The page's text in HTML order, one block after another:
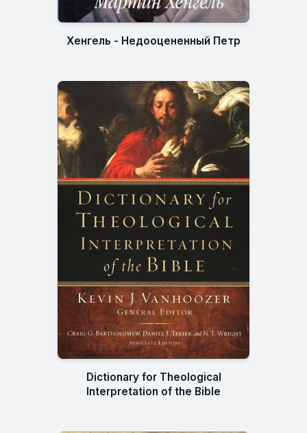
Хенгель - Недооцененный Петр
Dictionary for Theological
Interpretation of the Bible